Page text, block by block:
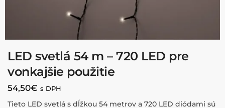
LED svetlá 54 m – 720 LED pre
vonkajšie použitie
54,50€ s DPH
Tieto LED svetlá s dĺžkou 54 metrov a 720 LED diódami sú